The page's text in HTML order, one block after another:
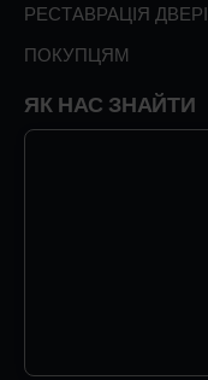
РЕСТАВРАЦІЯ ДВЕРІ
ПОКУПЦЯМ
ЯК НАС ЗНАЙТИ